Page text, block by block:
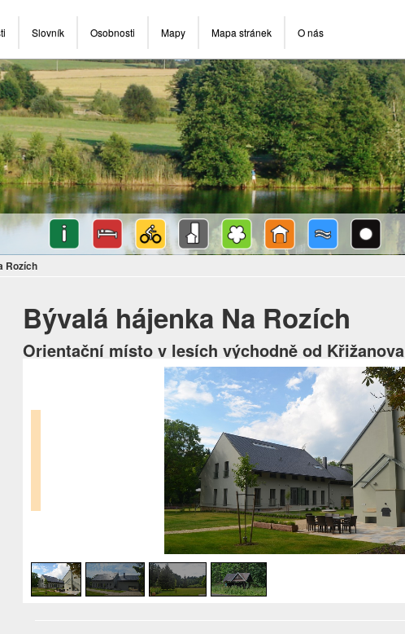
Slovník Osobnosti Mapy Mapa stránek O nás
Rozích
Bývalá hájenka Na Rozích
Orientační místo v lesích východně od Křižanova